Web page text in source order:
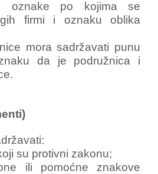
oznake po kojima se
firmi i oznaku oblika
mora sadržavati punu
da je podružnica i
su protivni zakonu;
ili pomoćne znakove